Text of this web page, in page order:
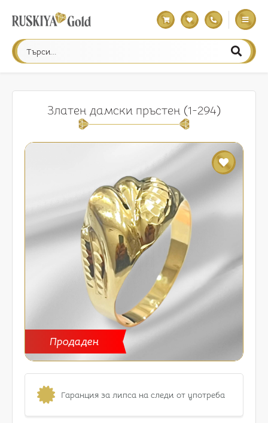
Златен дамски пръстен (1-294)
Продаден
Гаранция за липса на следи от употреба